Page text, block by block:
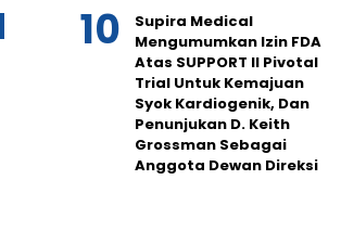
Supira Medical
Mengumumkan Izin FDA
Atas SUPPORT II Pivotal
Trial Untuk Kemajuan
Syok Kardiogenik, Dan
Penunjukan D. Keith
Grossman Sebagai
Anggota Dewan Direksi